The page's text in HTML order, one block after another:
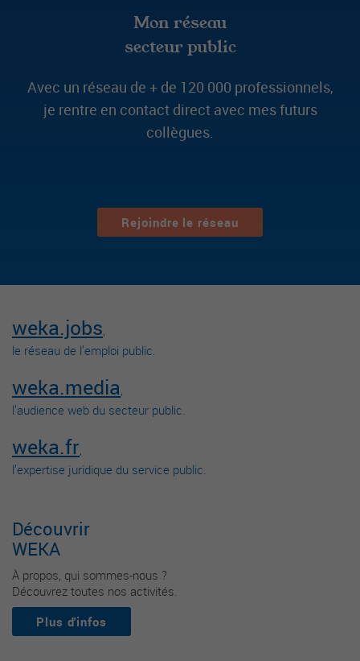
Mon réseau
secteur public
Avec un réseau de + de 120 000 professionnels,
je rentre en contact direct avec mes futurs
collègues.
Rejoindre le réseau
weka.jobs,
le réseau de l’emploi public.
weka.media,
l’audience web du secteur public.
weka.fr,
l’expertise juridique du service public.
Découvrir
WEKA
À propos, qui sommes-nous ?
Découvrez toutes nos activités.
Plus d'infos